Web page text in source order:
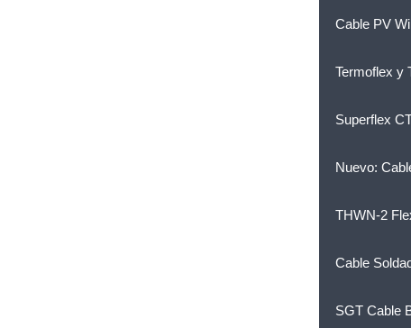
Cable PV
Termoflex y
Superflex
Nuevo:
THWN-2
Cable
SGT Cable